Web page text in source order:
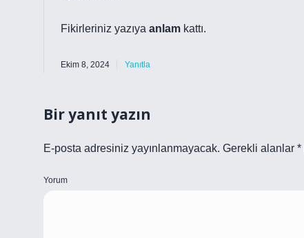
Fikirleriniz yazıya anlam kattı.
Ekim 8, 2024 Yanıtla
Bir yanıt yazın
E-posta adresiniz yayınlanmayacak. Gerekli alanlar *
Yorum